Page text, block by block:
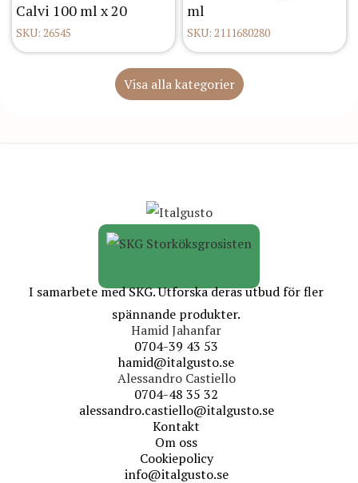
Calvi 100 ml x 20
SKU: 26545
ml
SKU: 2111680280
Visa alla kategorier
I samarbete med SKG. Utforska deras utbud för fler
spännande produkter.
Hamid Jahanfar
0704-39 43 53
hamid@italgusto.se
Alessandro Castiello
0704-48 35 32
alessandro.castiello@italgusto.se
Kontakt
Om oss
Cookiepolicy
info@italgusto.se